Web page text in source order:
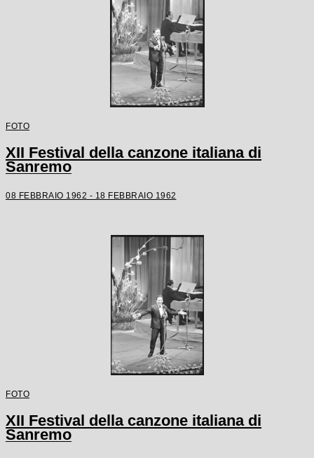
FOTO
XII Festival della canzone italiana di
Sanremo
08 FEBBRAIO 1962 - 18 FEBBRAIO 1962
FOTO
XII Festival della canzone italiana di
Sanremo